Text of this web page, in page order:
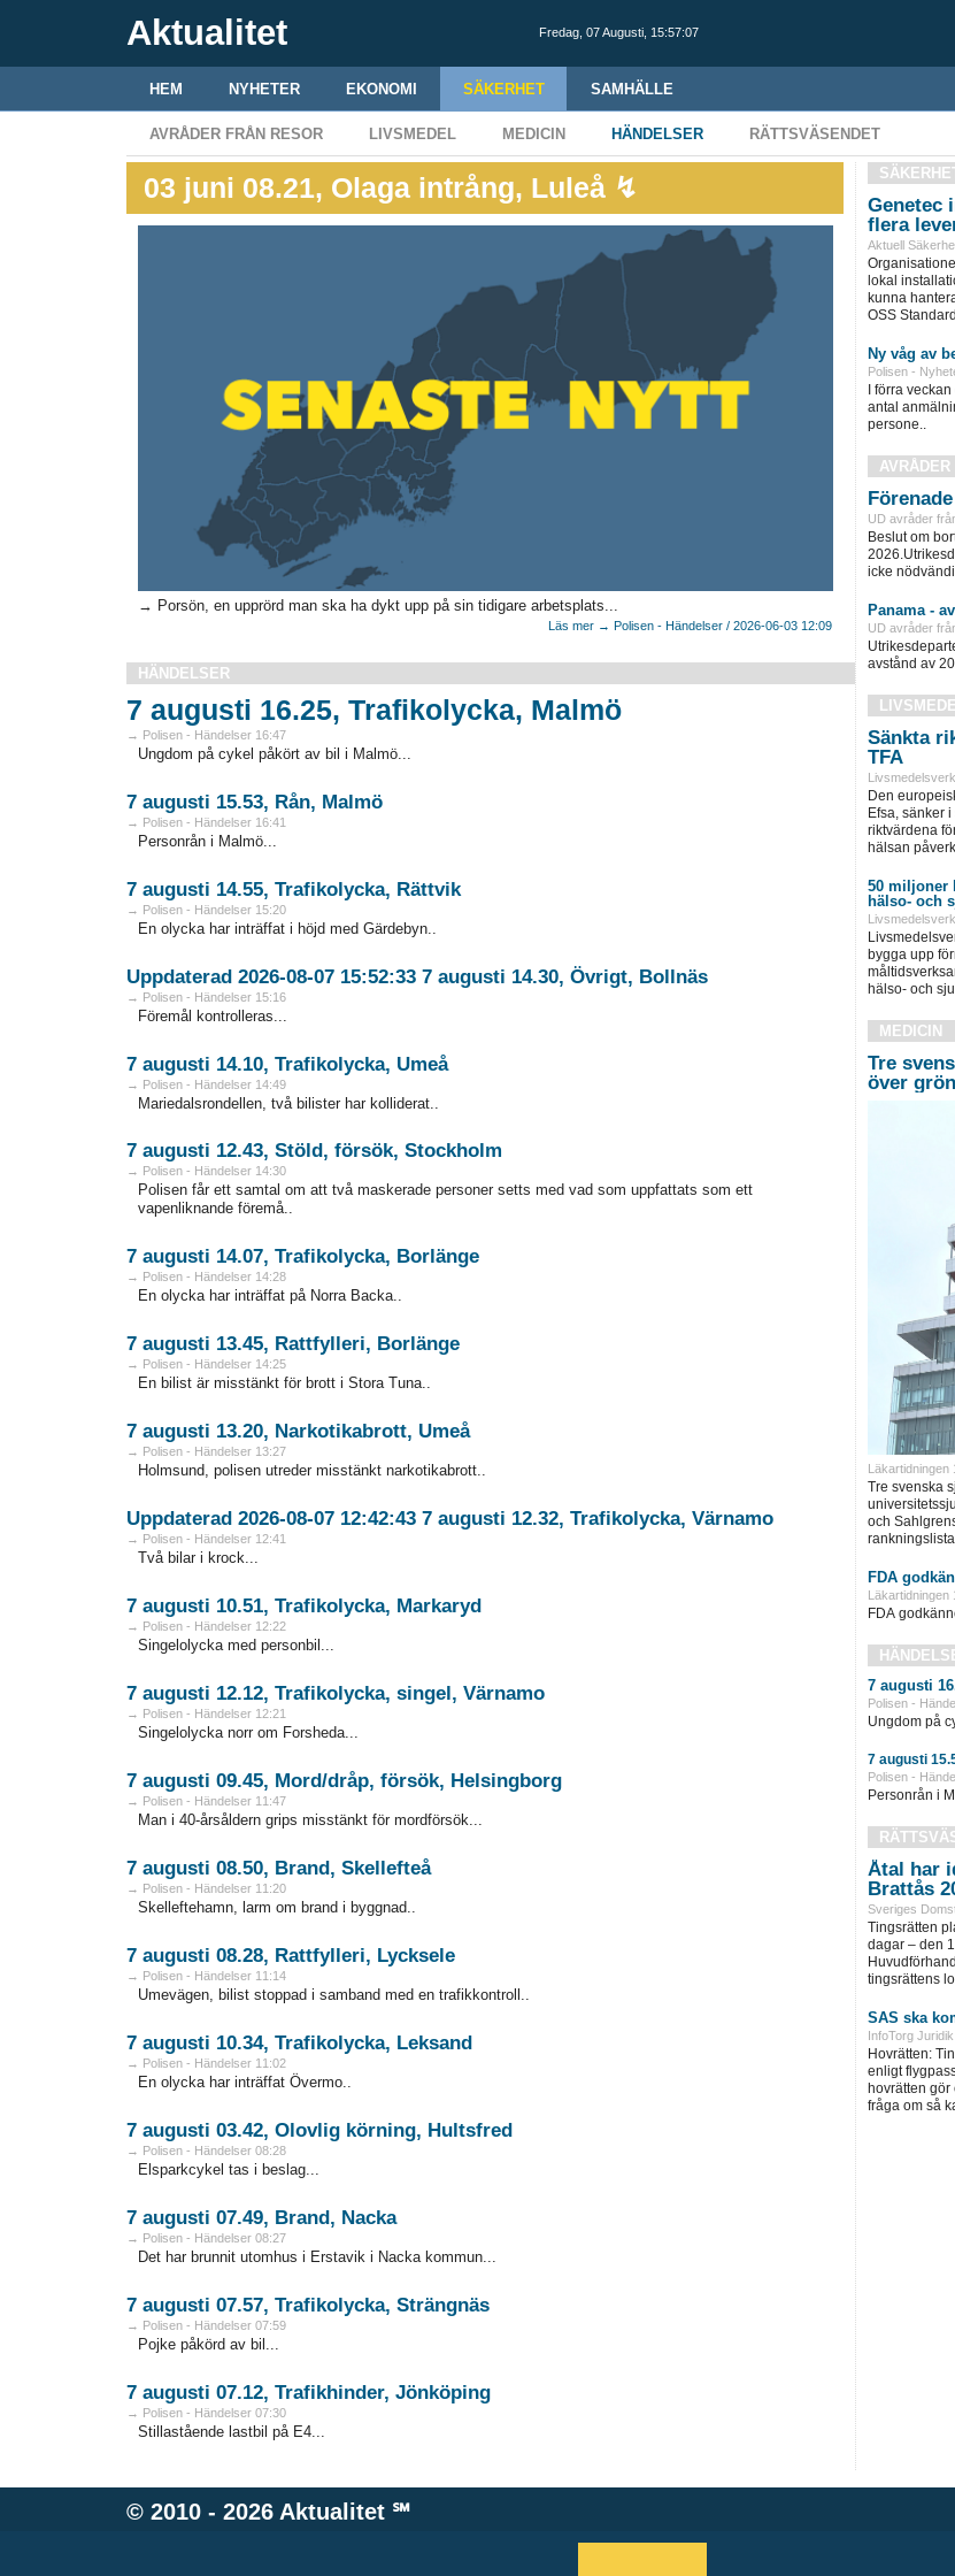
Aktualitet Fredag, 07 Augusti, 15:57:08
HEM NYHETER EKONOMI SÄKERHET SAMHÄLLE
AVRÅDER FRÅN RESOR LIVSMEDEL MEDICIN HÄNDELSER RÄTTSVÄSENDET
03 juni 08.21, Olaga intrång, Luleå ↯
→ Porsön, en upprörd man ska ha dykt upp på sin tidigare arbetsplats...
Läs mer → Polisen - Händelser / 2026-06-03 12:09
HÄNDELSER
7 augusti 16.25, Trafikolycka, Malmö
→ Polisen - Händelser 16:47
Ungdom på cykel påkört av bil i Malmö...
7 augusti 15.53, Rån, Malmö
→ Polisen - Händelser 16:41
Personrån i Malmö...
7 augusti 14.55, Trafikolycka, Rättvik
→ Polisen - Händelser 15:20
En olycka har inträffat i höjd med Gärdebyn..
Uppdaterad 2026-08-07 15:52:33 7 augusti 14.30, Övrigt, Bollnäs
→ Polisen - Händelser 15:16
Föremål kontrolleras...
7 augusti 14.10, Trafikolycka, Umeå
→ Polisen - Händelser 14:49
Mariedalsrondellen, två bilister har kolliderat..
7 augusti 12.43, Stöld, försök, Stockholm
→ Polisen - Händelser 14:30
Polisen får ett samtal om att två maskerade personer setts med vad som uppfattats som ett
vapenliknande föremå..
7 augusti 14.07, Trafikolycka, Borlänge
→ Polisen - Händelser 14:28
En olycka har inträffat på Norra Backa..
7 augusti 13.45, Rattfylleri, Borlänge
→ Polisen - Händelser 14:25
En bilist är misstänkt för brott i Stora Tuna..
7 augusti 13.20, Narkotikabrott, Umeå
→ Polisen - Händelser 13:27
Holmsund, polisen utreder misstänkt narkotikabrott..
Uppdaterad 2026-08-07 12:42:43 7 augusti 12.32, Trafikolycka, Värnamo
→ Polisen - Händelser 12:41
Två bilar i krock...
7 augusti 10.51, Trafikolycka, Markaryd
→ Polisen - Händelser 12:22
Singelolycka med personbil...
7 augusti 12.12, Trafikolycka, singel, Värnamo
→ Polisen - Händelser 12:21
Singelolycka norr om Forsheda...
7 augusti 09.45, Mord/dråp, försök, Helsingborg
→ Polisen - Händelser 11:47
Man i 40-årsåldern grips misstänkt för mordförsök...
7 augusti 08.50, Brand, Skellefteå
→ Polisen - Händelser 11:20
Skelleftehamn, larm om brand i byggnad..
7 augusti 08.28, Rattfylleri, Lycksele
→ Polisen - Händelser 11:14
Umevägen, bilist stoppad i samband med en trafikkontroll..
7 augusti 10.34, Trafikolycka, Leksand
→ Polisen - Händelser 11:02
En olycka har inträffat Övermo..
7 augusti 03.42, Olovlig körning, Hultsfred
→ Polisen - Händelser 08:28
Elsparkcykel tas i beslag...
7 augusti 07.49, Brand, Nacka
→ Polisen - Händelser 08:27
Det har brunnit utomhus i Erstavik i Nacka kommun...
7 augusti 07.57, Trafikolycka, Strängnäs
→ Polisen - Händelser 07:59
Pojke påkörd av bil...
7 augusti 07.12, Trafikhinder, Jönköping
→ Polisen - Händelser 07:30
Stillastående lastbil på E4...
Genetec
flera
Aktuell
lokal
kunna
OSS
Ny våg av
Polisen -
I förra
antal
persone..
UD avråder
Beslut om
icke
Panama -
UD avråder
avstånd av
Sänkta
TFA
Den
Efsa, sänker
riktvärdena
hälsan
50 miljoner
hälso- och
bygga upp
hälso- och
MEDICIN
Tre
över
Läkartidningen
Tre svenska
och
FDA
Läkartidningen
FDA
7 augusti
Polisen -
Ungdom på
7 augusti
Polisen -
Personrån i
Åtal har
Brattås
Sveriges
Tingsrätten
dagar – den
tingsrättens
SAS ska
InfoTorg
Hovrätten:
enligt
hovrätten
fråga om så
© 2010 - 2026 Aktualitet℠